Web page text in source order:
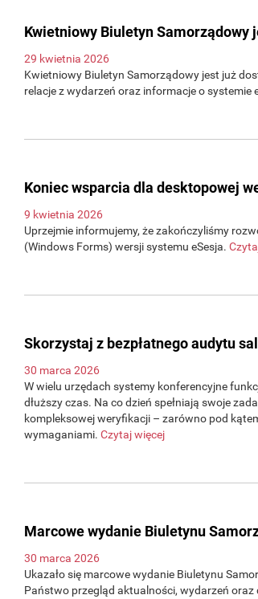
Kwietniowy Biuletyn Samorządowy
29 kwietnia 2026
Kwietniowy Biuletyn Samorządowy jest już
relacje z wydarzeń oraz informacje o systemie
Koniec wsparcia dla desktopowej
9 kwietnia 2026
Uprzejmie informujemy, że zakończyliśmy
(Windows Forms) wersji systemu eSesja.
Skorzystaj z bezpłatnego audytu
30 marca 2026
W wielu urzędach systemy konferencyjne
dłuższy czas. Na co dzień spełniają swoje
kompleksowej weryfikacji – zarówno pod
wymaganiami. Czytaj więcej
Marcowe wydanie Biuletynu
30 marca 2026
Ukazało się marcowe wydanie Biuletynu
Państwo przegląd aktualności, wydarzeń oraz